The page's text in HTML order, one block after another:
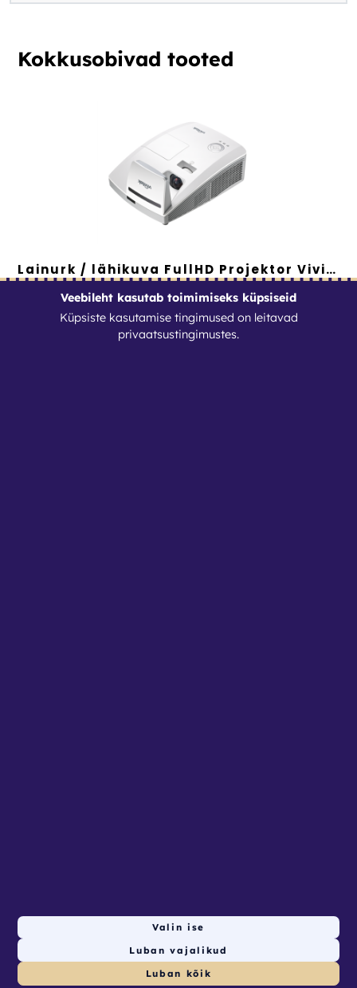
2 tk saadaval valitud ajal
Kokkusobivad tooted
Lainurk / lähikuva FullHD Projektor Vivitek
tund
© Nutirent 2026. Powered by
Veebileht kasutab toimimiseks küpsiseid
Küpsiste kasutamise tingimused on leitavad
privaatsustingimustes.
Valin ise
Luban vajalikud
Luban kõik